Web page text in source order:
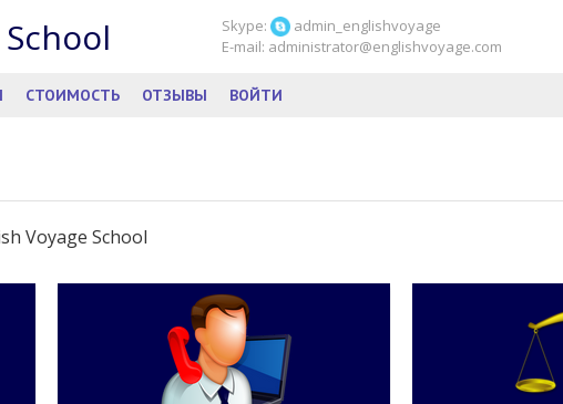
Skype:
admin_englishvoyage
E-mail: administrator@englishvoyage.com
СТОИМОСТЬ ОТЗЫВЫ ВОЙТИ
Voyage School